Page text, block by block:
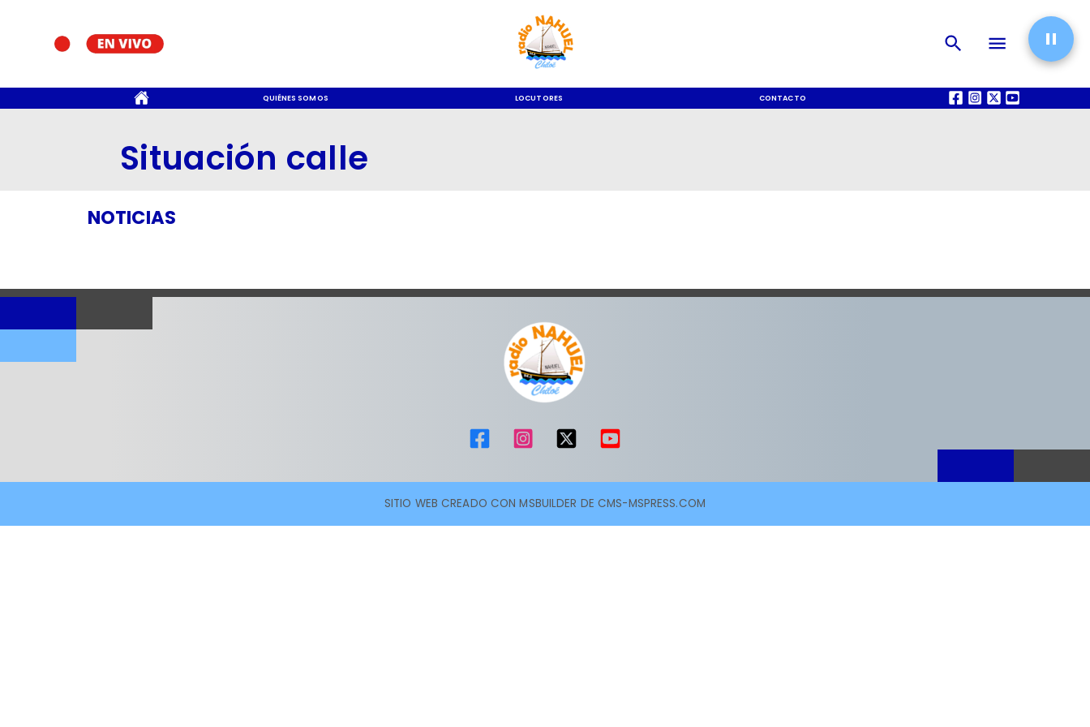
QUIÉNES SOMOS LOCUTORES CONTACTO QUIÉNES SOMOS
Situación calle
NOTICIAS
SITIO WEB CREADO CON MSBUILDER DE CMS-MSPRESS.COM